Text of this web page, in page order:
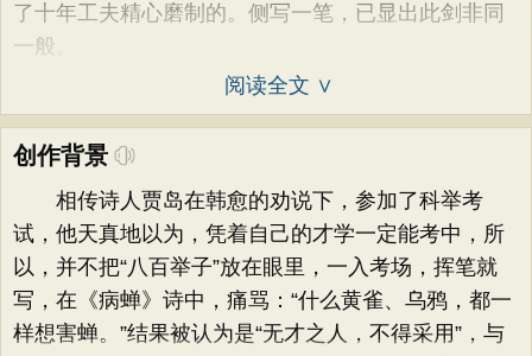
了十年工夫精心磨制的。侧写一笔，已显出此剑非同
一般。
阅读全文 ∨
创作背景
相传诗人贾岛在韩愈的劝说下，参加了科举考
试，他天真地以为，凭着自己的才学一定能考中，所
以，并不把“八百举子”放在眼里，一入考场，挥笔就
写，在《病蝉》诗中，痛骂：“什么黄雀、乌鸦，都一
样想害蝉。”结果被认为是“无才之人，不得采用”，与